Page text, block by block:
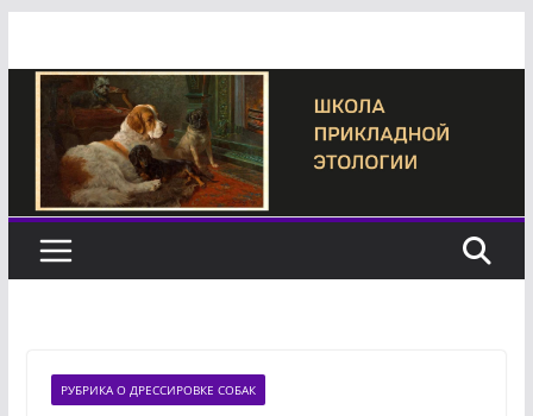
содержимому
РУБРИКА О ДРЕССИРОВКЕ СОБАК